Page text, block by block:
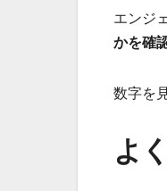
エンジ
かを確
数字を
よ